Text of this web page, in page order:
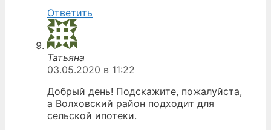
Ответить
Татьяна
03.05.2020 в 11:22
Добрый день! Подскажите, пожалуйста,
а Волховский район подходит для
сельской ипотеки.